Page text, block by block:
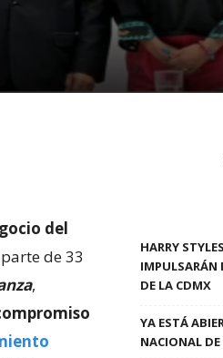
del
de 33
,
HARRY
IMPULSARÁN
DE LA CDMX
YA ESTÁ
NACIONAL